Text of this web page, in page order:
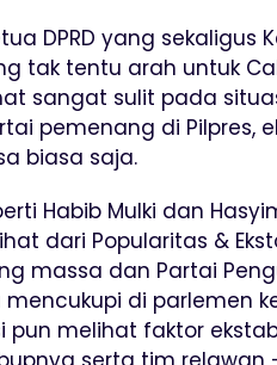
DPRD yang sekaligus
tak tentu arah untuk
sangat sulit pada
pemenang di Pilpres,
biasa saja.
Habib Mulki dan
dari Popularitas &
massa dan Partai
di parlemen
pun melihat faktor